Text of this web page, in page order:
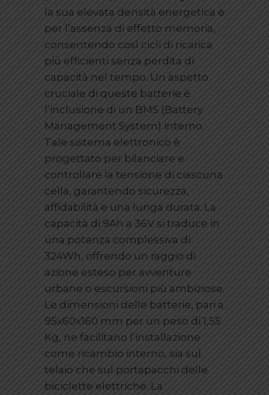
la sua elevata densità energetica e
per l’assenza di effetto memoria,
consentendo così cicli di ricarica
più efficienti senza perdita di
capacità nel tempo. Un aspetto
cruciale di queste batterie è
l’inclusione di un BMS (Battery
Management System) interno.
Tale sistema elettronico è
progettato per bilanciare e
controllare la tensione di ciascuna
cella, garantendo sicurezza,
affidabilità e una lunga durata. La
capacità di 9Ah a 36V si traduce in
una potenza complessiva di
324Wh, offrendo un raggio di
azione esteso per avventure
urbane o escursioni più ambiziose.
Le dimensioni delle batterie, pari a
95x60x160 mm per un peso di 1,55
Kg, ne facilitano l’installazione
come ricambio interno, sia sul
telaio che sul portapacchi delle
biciclette elettriche. La